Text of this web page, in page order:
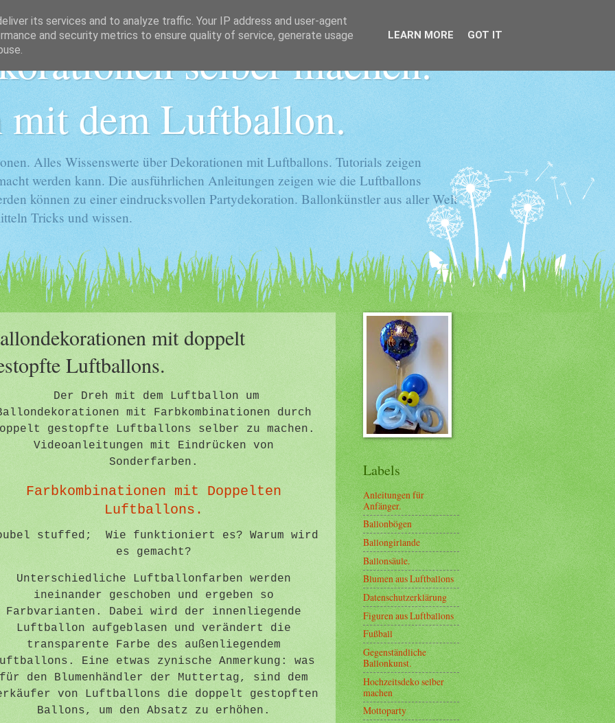
selber machen.
mit dem Luftballon.
Alles Wissenswerte über Dekorationen mit Luftballons. Tutorials zeigen
werden kann. Die ausführlichen Anleitungen zeigen wie die Luftballons
können zu einer eindrucksvollen Partydekoration. Ballonkünstler aus aller Welt
Tricks und wissen.
mit doppelt
Luftballons.
Der Dreh mit dem Luftballon um
mit Farbkombinationen durch
gestopfte Luftballons selber zu machen.
Videoanleitungen mit Eindrücken von
Sonderfarben.
Farbkombinationen mit Doppelten
Luftballons.
stuffed; Wie funktioniert es? Warum wird
es gemacht?
Unterschiedliche Luftballonfarben werden
ineinander geschoben und ergeben so
Farbvarianten. Dabei wird der innenliegende
Luftballon aufgeblasen und verändert die
transparente Farbe des außenliegendem
Eine etwas zynische Anmerkung: was
für den Blumenhändler der Muttertag, sind dem
von Luftballons die doppelt gestopften
Ballons, um den Absatz zu erhöhen.
Labels
Anleitungen für
Anfänger.
Ballonbögen
Ballongirlande
Ballonsäule.
Blumen aus Luftballons
Datenschutzerklärung
Figuren aus Luftballons
Fußball
Gegenständliche
Ballonkunst.
Hochzeitsdeko selber
machen
Mottoparty
its services and to analyze traffic. Your IP address and user-agent
and security metrics to ensure quality of service, generate usage
LEARN MORE GOT IT